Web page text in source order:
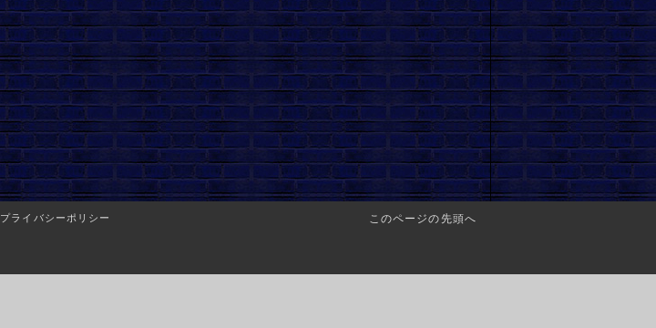
このページの先頭へ
プライバシーポリシー